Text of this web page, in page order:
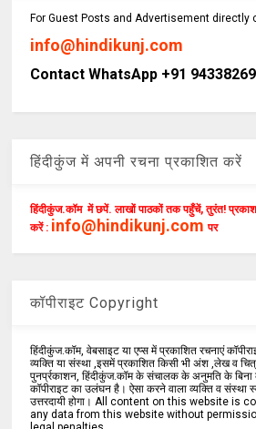
For Guest Posts and Advertisement directly
info@hindikunj.com
Contact WhatsApp +91
हिंदीकुंज में अपनी रचना प्रकाशित करें
हिंदीकुंज.कॉम में छपें. लाखों पाठकों तक पहुँचें, तुरंत!
करें : info@hindikunj.com पर
कॉपीराइट Copyright
हिंदीकुंज.कॉम, वेबसाइट या एप्स में प्रकाशित रचनाएं
व्यक्ति या संस्था ,इसमें प्रकाशित किसी भी अंश ,लेख व
पुनर्प्रकाशन, हिंदीकुंज.कॉम के संचालक के अनुमति के बिना
कॉपीराइट का उलंघन है। ऐसा करने वाला व्यक्ति व संस्था
उत्तरदायी होगा। All content on this website is
any data from this website without